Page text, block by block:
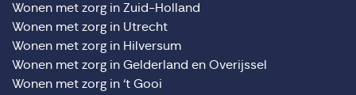
Wonen met zorg in Zuid-Holland
Wonen met zorg in Utrecht
Wonen met zorg in Hilversum
Wonen met zorg in Gelderland en Overijssel
Wonen met zorg in ‘t Gooi